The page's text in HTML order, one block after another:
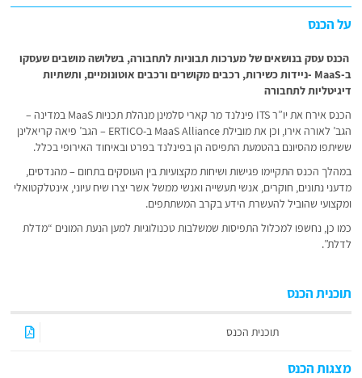
על הכנס
הכנס עסק בנושאים של מערכות תבוניות לתחבורה, בשלושה מושבים שעסקו
ב-MaaS -ניידות כשירות, רכבים מקושרים ורכבים אוטונומיים, ותשתיות
דיגיטליות לתחבורה
הכנס אירח את יו”ר ITS פינלנד מר קארי סלמינן מנהלת תכניות MaaS במדינה –
הגב’ לאורה אירו, וכן את מובילת MaaS Alliance ב-ERTICO – הגב’ פיאה קריאלינן
ששיתפו מהסיונם בהטמעת התפיסה הן בפינלנד בפרט ובאיחוד האירופי בכלל.
במהלך הכנס התקיימו פגישות ושיחות מקצועיות בין העוסקים בתחום – מהנדסים,
מדעני נתונים, חוקרים, אנשי תעשייה ואנשי ממשל אשר יצרו שיח עיוני, אינטלקטואלי
ומקצועי שהוביל להעשרת הידע בקרב המשתתפים.
כמו כן, נחשפו למכלול התפיסות שמשלבות טכנולוגיות למען הנעת המונים “מדלת
לדלת”.
תוכנית הכנס
תוכנית הכנס
מצגות הכנס